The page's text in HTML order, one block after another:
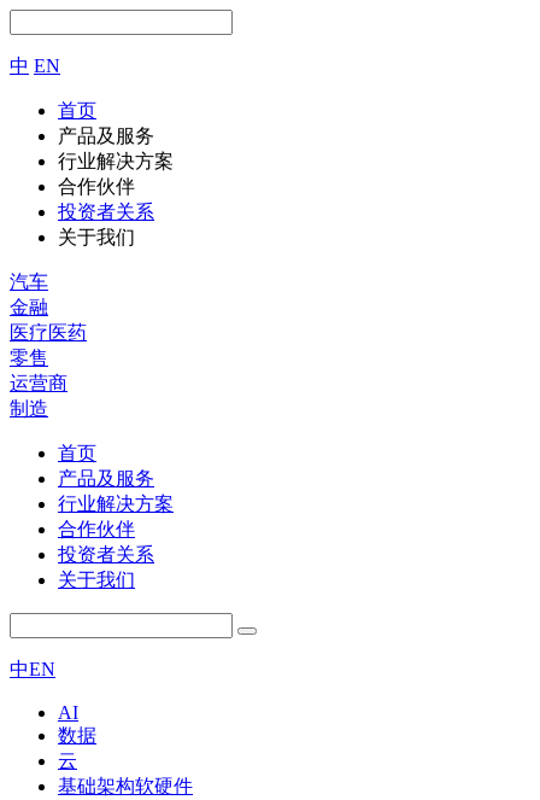
中 EN
首页
产品及服务
行业解决方案
合作伙伴
投资者关系
关于我们
汽车
金融
医疗医药
零售
运营商
制造
首页
产品及服务
行业解决方案
合作伙伴
投资者关系
关于我们
中EN
AI
数据
云
基础架构软硬件